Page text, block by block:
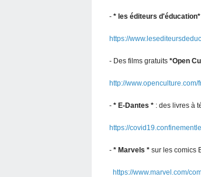
- * les éditeurs d'éducation*
https://
- Des films gratuits *Open
http://
- * E-Dantes * : des livres à
https://
- * Marvels * sur les comics
https://www.marvel.com/